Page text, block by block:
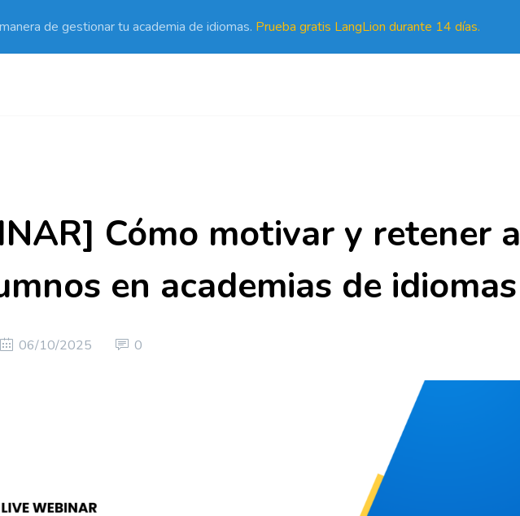
de gestionar tu academia de idiomas. Prueba gratis LangLion durante 14 días.
Cómo motivar y retener a
en academias de idiomas
06/10/2025 0